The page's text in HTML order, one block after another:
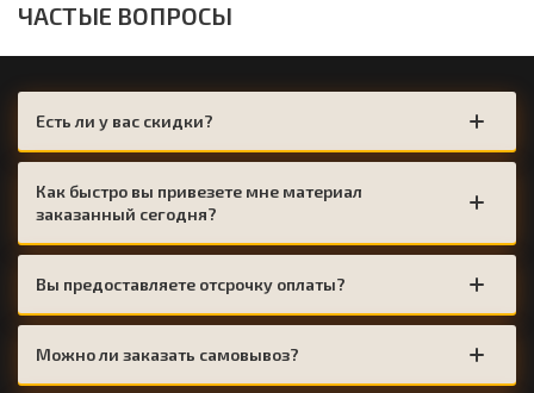
ЧАСТЫЕ ВОПРОСЫ
Есть ли у вас скидки?
Как быстро вы привезете мне материал
заказанный сегодня?
Вы предоставляете отсрочку оплаты?
Можно ли заказать самовывоз?